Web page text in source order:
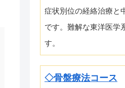
症状別位の経絡治療と
です。難解な東洋医学
す。
◇骨盤療法コース